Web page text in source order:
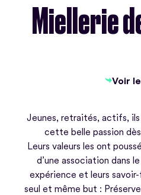
Miellerie
Voir
Jeunes, retraités, actifs,
cette belle passion
Leurs valeurs les ont
d’une association dans
expérience et leurs
seul et même but :